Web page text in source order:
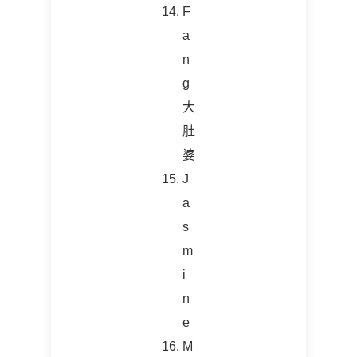
F
a
n
g
大
肚
婆
J
a
s
m
i
n
e
M